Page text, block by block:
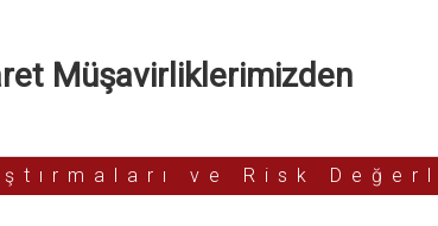
Müşavirliklerimizden
ve Risk